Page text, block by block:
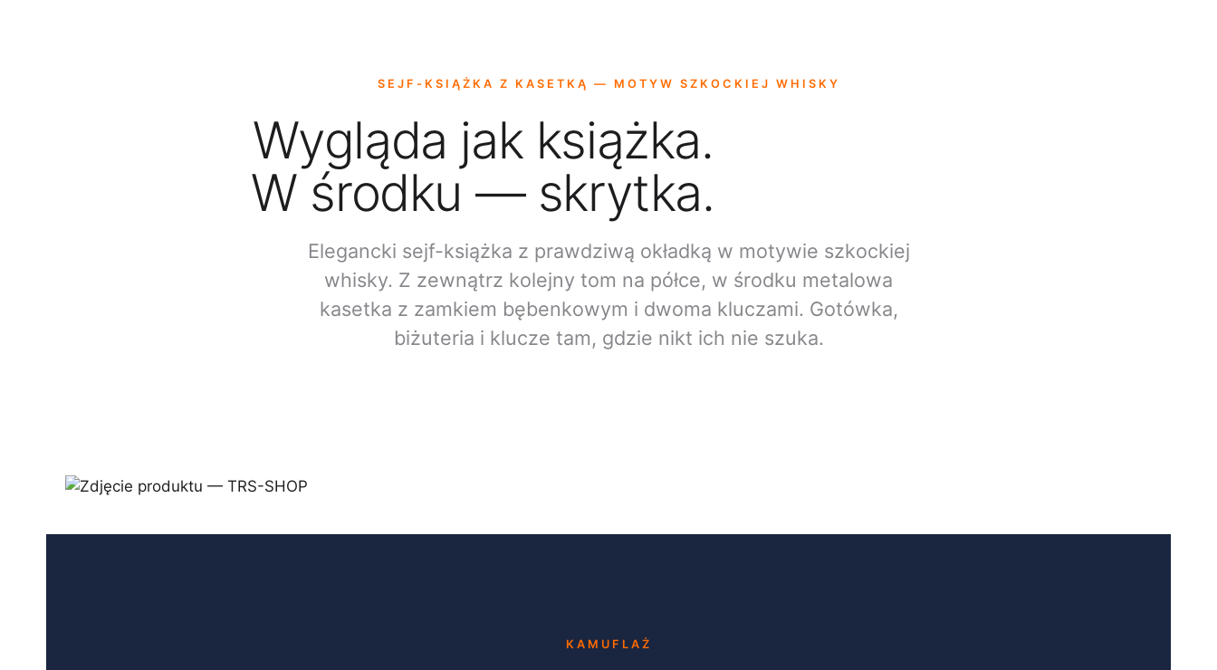
SEJF-KSIĄŻKA Z KASETKĄ — MOTYW SZKOCKIEJ WHISKY
Wygląda jak książka.
W środku — skrytka.
Elegancki sejf-książka z prawdziwą okładką w motywie szkockiej
whisky. Z zewnątrz kolejny tom na półce, w środku metalowa
kasetka z zamkiem bębenkowym i dwoma kluczami. Gotówka,
biżuteria i klucze tam, gdzie nikt ich nie szuka.
KAMUFLAŻ